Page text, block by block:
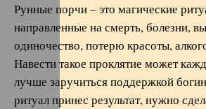
Рунные порчи – это магические
направленные на смерть, болезни,
одиночество, потерю красоты,
Навести такое проклятие может
лучше заручиться поддержкой
ритуал принес результат, нужно